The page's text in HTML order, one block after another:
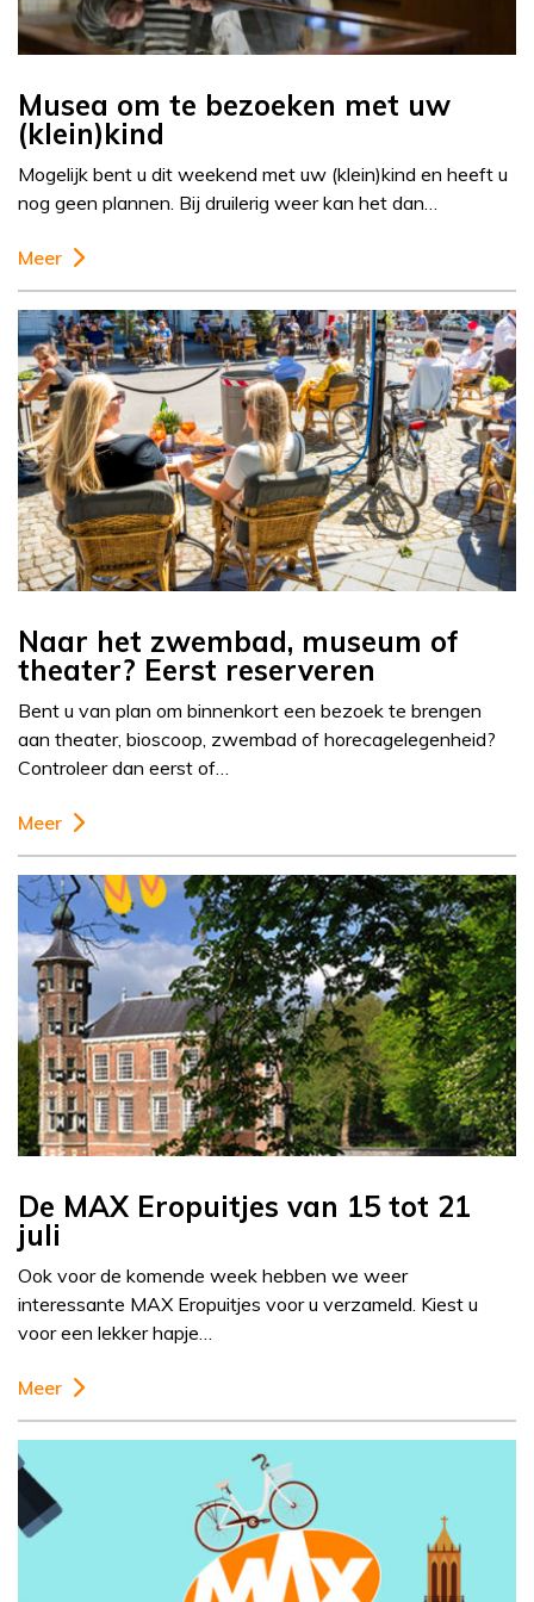
Musea om te bezoeken met uw
(klein)kind
Mogelijk bent u dit weekend met uw (klein)kind en heeft u
nog geen plannen. Bij druilerig weer kan het dan…
Meer
Naar het zwembad, museum of
theater? Eerst reserveren
Bent u van plan om binnenkort een bezoek te brengen
aan theater, bioscoop, zwembad of horecagelegenheid?
Controleer dan eerst of…
Meer
De MAX Eropuitjes van 15 tot 21
juli
Ook voor de komende week hebben we weer
interessante MAX Eropuitjes voor u verzameld. Kiest u
voor een lekker hapje…
Meer